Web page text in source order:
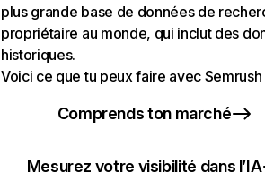
plus grande base de données de
propriétaire au monde, qui inclut des
historiques.
Voici ce que tu peux faire avec Semrush
Comprends ton marché
Mesurez votre visibilité dans l’IA